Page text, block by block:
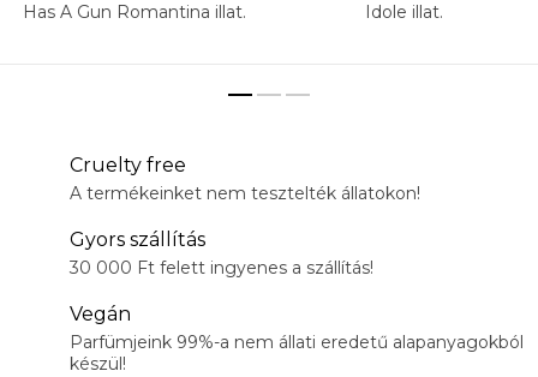
Has A Gun Romantina illat.
Idole illat.
Cruelty free
A termékeinket nem tesztelték állatokon!
Gyors szállítás
30 000 Ft felett ingyenes a szállítás!
Vegán
Parfümjeink 99%-a nem állati eredetű alapanyagokból
készül!